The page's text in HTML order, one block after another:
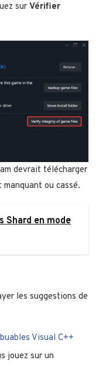
sur Vérifier
devrait télécharger
ou cassé.
Shard en mode
les suggestions de
Visual C++
jouez sur un